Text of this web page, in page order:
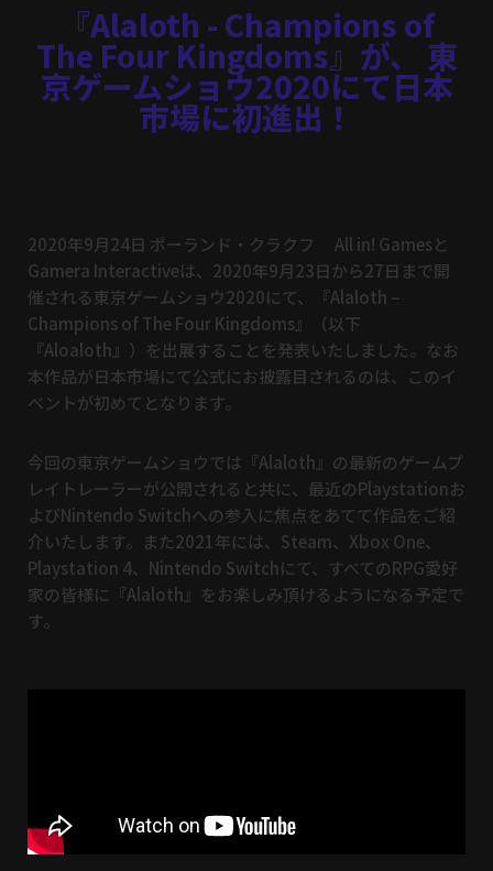
『Alaloth - Champions of
The Four Kingdoms』が、 東
京ゲームショウ2020にて日本
市場に初進出！
2020年9月24日 ポーランド・クラクフ All in! Gamesと
Gamera Interactiveは、2020年9月23日から27日まで開
催される東京ゲームショウ2020にて、『Alaloth –
Champions of The Four Kingdoms』（以下
『Aloaloth』）を出展することを発表いたしました。なお
本作品が日本市場にて公式にお披露目されるのは、このイ
ベントが初めてとなります。
今回の東京ゲームショウでは『Alaloth』の最新のゲームプ
レイトレーラーが公開されると共に、最近のPlaystationお
よびNintendo Switchへの参入に焦点をあてて作品をご紹
介いたします。また2021年には、Steam、Xbox One、
Playstation 4、Nintendo Switchにて、すべてのRPG愛好
家の皆様に『Alaloth』をお楽しみ頂けるようになる予定で
す。